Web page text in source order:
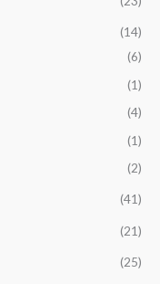
(14)
(6)
(1)
(4)
(1)
(2)
(41)
(21)
(25)